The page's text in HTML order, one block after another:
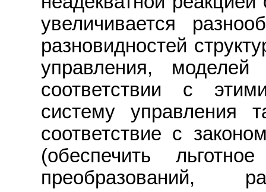
увеличивается
разновидностей
управления,
соответствии с
систему управления
соответствие с
(обеспечить
преобразований,